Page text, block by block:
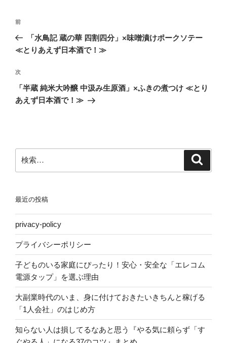
投
ナ
ゲ
ー
シ
前
の
投
前
「水鳥記 蔵の華 四割四分」×味噌漬けポークソテー
≪とりあえず日本酒で！≫
次
の
投
次
「半蔵 純米大吟醸 中汲み生原酒」×ふきの煮つけ ≪とり
あえず日本酒で！≫
索:
最近の投稿
privacy-policy
プライバシーポリシー
子どものいる家庭にぴったり！安心・安全な「エレコム
電源タップ」を選ぶ理由
大副業時代のいま、身に付けておきたいきちんと稼げる
「1人会社」のはじめ方
知らない人は損してるなあと思う『やる気に頼らず「す